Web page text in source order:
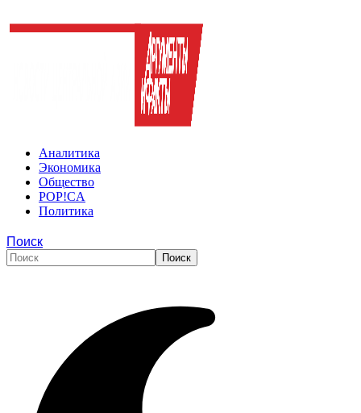
Аналитика
Экономика
Общество
POP!CA
Политика
Поиск